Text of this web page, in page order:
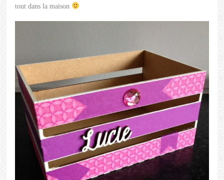
tout dans la maison